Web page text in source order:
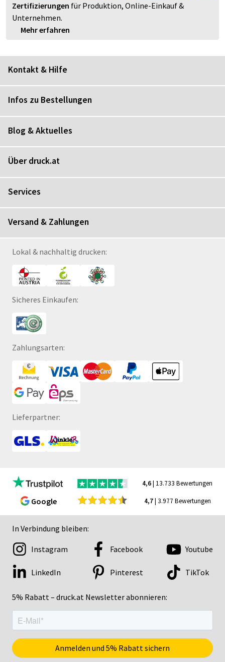
Zertifizierungen für Produktion, Online-Einkauf &
Unternehmen.
Mehr erfahren
Kontakt & Hilfe
Infos zu Bestellungen
Blog & Aktuelles
Über druck.at
Services
Versand & Zahlungen
Lokal & nachhaltig drucken:
Sicheres Einkaufen:
Zahlungsarten:
Lieferpartner:
4,6| 13.733 Bewertungen
Google 4,7| 3.977 Bewertungen
In Verbindung bleiben:
5% Rabatt – druck.at Newsletter abonnieren:
Instagram Facebook Youtube
LinkedIn Pinterest TikTok